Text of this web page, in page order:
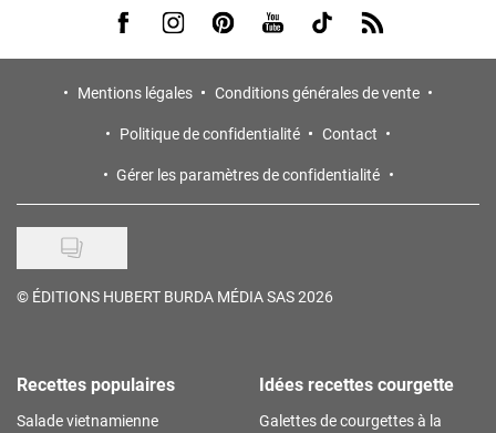
Visit us on Facebook
Visit us on Instagram
Visit us on Pinterest
Visit us on Youtube
Visit us on Tiktok
Visit us on Rss
Mentions légales
Conditions générales de vente
Politique de confidentialité
Contact
Gérer les paramètres de confidentialité
© ÉDITIONS HUBERT BURDA MÉDIA SAS 2026
Recettes populaires
Salade vietnamienne
Idées recettes courgette
Galettes de courgettes à la